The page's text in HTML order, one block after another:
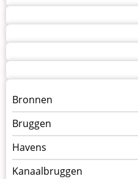
Menu
kunstwerken
op
kunstwerkpagina
Bronnen
Bruggen
Havens
Kanaalbruggen